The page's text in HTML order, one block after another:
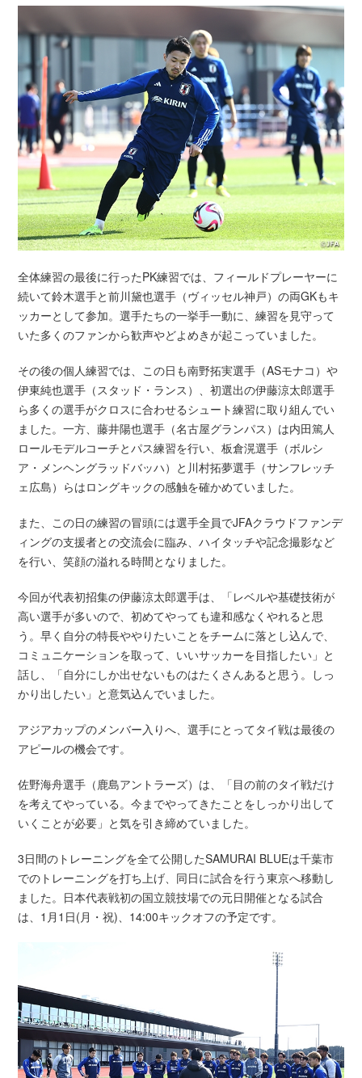
全体練習の最後に行ったPK練習では、フィールドプレーヤーに
続いて鈴木選手と前川黛也選手（ヴィッセル神戸）の両GKもキ
ッカーとして参加。選手たちの一挙手一動に、練習を見守って
いた多くのファンから歓声やどよめきが起こっていました。
その後の個人練習では、この日も南野拓実選手（ASモナコ）や
伊東純也選手（スタッド・ランス）、初選出の伊藤涼太郎選手
ら多くの選手がクロスに合わせるシュート練習に取り組んでい
ました。一方、藤井陽也選手（名古屋グランパス）は内田篤人
ロールモデルコーチとパス練習を行い、板倉滉選手（ボルシ
ア・メンヘングラッドバッハ）と川村拓夢選手（サンフレッチ
ェ広島）らはロングキックの感触を確かめていました。
また、この日の練習の冒頭には選手全員でJFAクラウドファンデ
ィングの支援者との交流会に臨み、ハイタッチや記念撮影など
を行い、笑顔の溢れる時間となりました。
今回が代表初招集の伊藤涼太郎選手は、「レベルや基礎技術が
高い選手が多いので、初めてやっても違和感なくやれると思
う。早く自分の特長ややりたいことをチームに落とし込んで、
コミュニケーションを取って、いいサッカーを目指したい」と
話し、「自分にしか出せないものはたくさんあると思う。しっ
かり出したい」と意気込んでいました。
アジアカップのメンバー入りへ、選手にとってタイ戦は最後の
アピールの機会です。
佐野海舟選手（鹿島アントラーズ）は、「目の前のタイ戦だけ
を考えてやっている。今までやってきたことをしっかり出して
いくことが必要」と気を引き締めていました。
3日間のトレーニングを全て公開したSAMURAI BLUEは千葉市
でのトレーニングを打ち上げ、同日に試合を行う東京へ移動し
ました。日本代表戦初の国立競技場での元日開催となる試合
は、1月1日(月・祝)、14:00キックオフの予定です。